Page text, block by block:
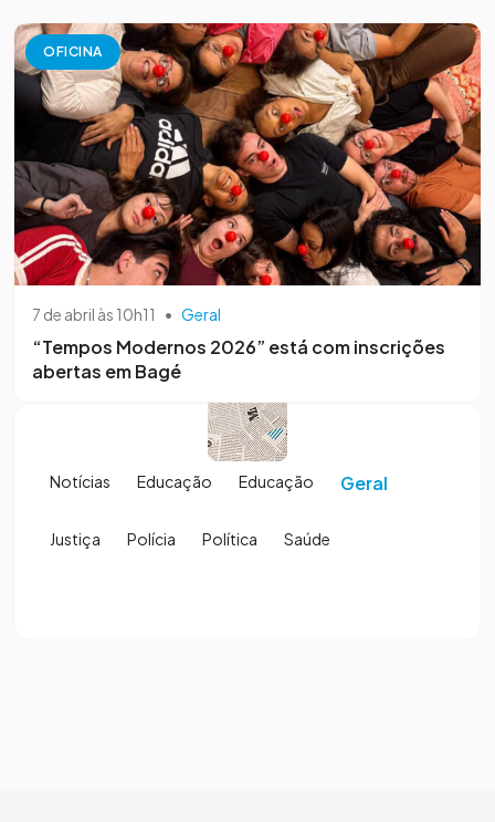
OFICINA
7 de abril às 10h11 • Geral
“Tempos Modernos 2026” está com inscrições
abertas em Bagé
Notícias Educação Educação Geral
Justiça Polícia Política Saúde